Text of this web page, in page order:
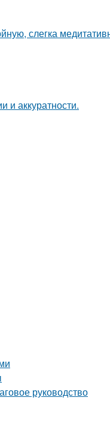
слегка
и аккуратности.
руководство